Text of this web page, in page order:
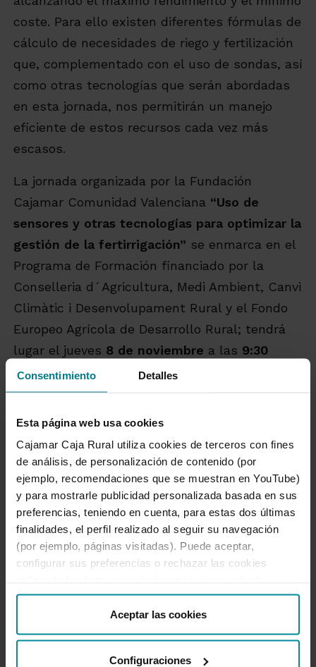
Consentimiento Detalles
Esta página web usa cookies
Cajamar Caja Rural utiliza cookies de terceros con fines
de análisis, de personalización de contenido (por
ejemplo, recomendaciones que se muestran en YouTube)
y para mostrarle publicidad personalizada basada en sus
preferencias, teniendo en cuenta, para estas dos últimas
finalidades, el perfil realizado al seguir su navegación
(por ejemplo, páginas visitadas). Puede aceptar,
configurar sus preferencias o rechazar las cookies
“Detalles”. También puede obtener más información, así
como cambiar el consentimiento en cualquier momento
desde nuestraPolítica de Cookies.
Aceptar las cookies
Configuraciones
coste. Para ello existen diferentes fórmulas de
cálculo de necesidades de riego y fertilización
que, complementado con el uso de sondas, así
como otras tecnologías que serán abordadas
en esta jornada, nos permitirán un manejo
eficiente de estos recursos cada vez más
escasos.
La jornada organizada por la Fundación
Cajamar Comunidad Valenciana “Uso de
sensores y otras tecnologías para optimizar la
gestión de la fertirrigación” se enmarca en el
Programa de Formación financiado por la
Conselleria d´Agricultura, Medi Ambient, Canvi
Climàtic i Desenvolupament Rural y el Fondo
Europeo Agrícola de Desarrollo Rural; tendrá
lugar el jueves 8 de noviembre a las 9:30
horasen el salón de actos del
Experiencias de Cajamar
Es necesaria inscripción previa en este
formulario online.
Más información en el teléfono 963 973 376.
Uso de sensores y otras tecnologías para
optimizar la gestión de la fertirrigación